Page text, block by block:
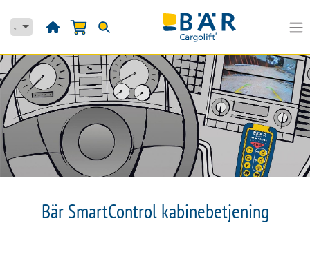
Bär SmartControl kabinebetjening